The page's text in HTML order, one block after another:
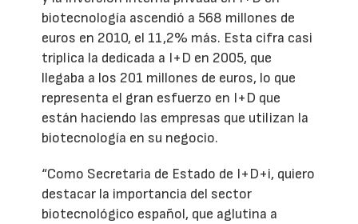
biotecnología ascendió a 568 millones de
euros en 2010, el 11,2% más. Esta cifra casi
triplica la dedicada a I+D en 2005, que
llegaba a los 201 millones de euros, lo que
representa el gran esfuerzo en I+D que
están haciendo las empresas que utilizan la
biotecnología en su negocio.
“Como Secretaria de Estado de I+D+i, quiero
destacar la importancia del sector
biotecnológico español, que aglutina a